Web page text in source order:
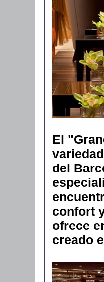
El
del
confort
ofrece
creado